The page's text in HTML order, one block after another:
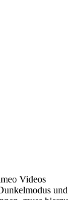
Videos
und